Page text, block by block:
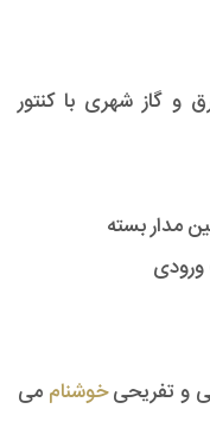
و گاز شهری با کنتور
مدار بسته
و تفریحیخوشنام می